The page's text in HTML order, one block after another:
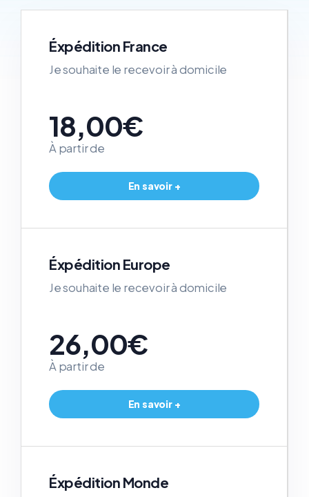
Éxpédition France
Je souhaite le recevoir à domicile
18,00€
À partir de
En savoir +
Éxpédition Europe
Je souhaite le recevoir à domicile
26,00€
À partir de
En savoir +
Éxpédition Monde